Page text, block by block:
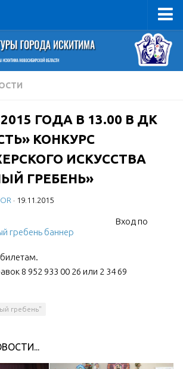
документы
музыкальная школа»
городской историко-художественный
ГОДА В 13.00 В ДК
КОНКУРС
ИСКУССТВА
ГРЕБЕНЬ»
· 19.11.2015
Вход по
8 952 933 00 26 или 2 34 69
гребень"